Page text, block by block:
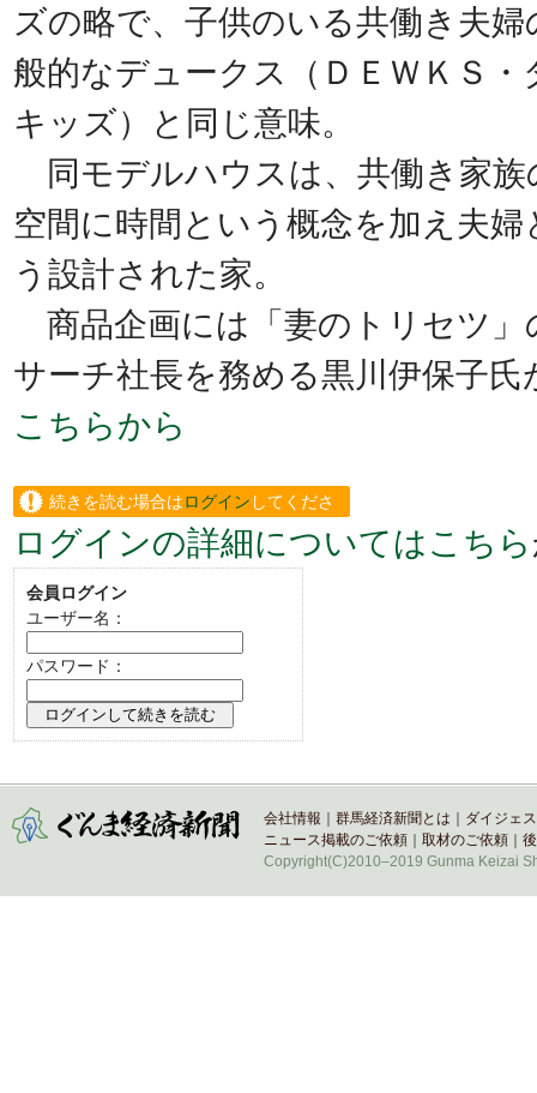
ズの略で、子供のいる共働き夫
般的なデュークス（ＤＥＷＫＳ
キッズ）と同じ意味。
同モデルハウスは、共働き家
空間に時間という概念を加え夫
う設計された家。
商品企画には「妻のトリセツ」
サーチ社長を務める黒川伊保子
こちらから
続きを読む場合はログイン してくださ
い。
ログインの詳細についてはこちら
会員ログイン
ユーザー名：
パスワード：
会社情報 群馬経済新聞とは
ダイジェ
ニュース掲載のご依頼
取材のご依頼
Copyright(C)2010–2019 Gunma Keizai